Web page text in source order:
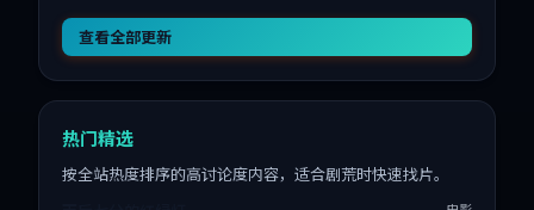
查看全部更新
热门精选
按全站热度排序的高讨论度内容，适合剧荒时快速找片。